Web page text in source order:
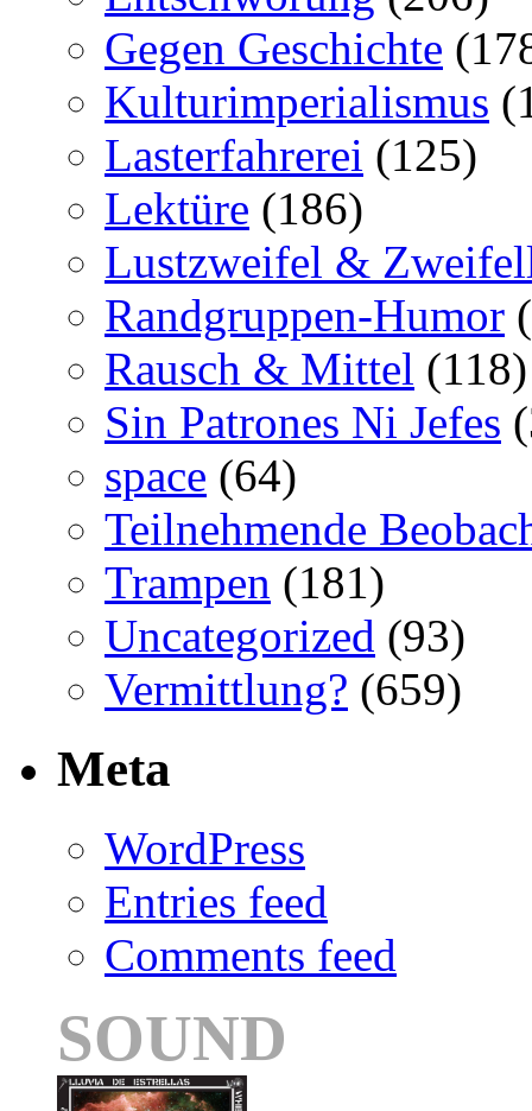
Gegen Geschichte
Kulturimperialismus
Lasterfahrerei (125)
Lektüre (186)
Lustzweifel &
Randgruppen-Humor
Rausch & Mittel (118)
Sin Patrones Ni Jefes
space (64)
Teilnehmende
Trampen (181)
Uncategorized (93)
Vermittlung? (659)
Meta
WordPress
Entries feed
Comments feed
SOUND